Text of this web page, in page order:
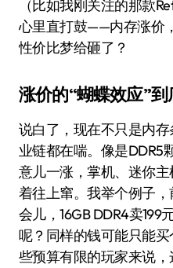
（比如我刚关注的那款
心里直打鼓——内存涨价
性价比梦给砸了？
涨价的“蝴蝶效应”到
说白了，现在不只是内
业链都在喘。像是DDR5
意儿一涨，掌机、迷你
着往上窜。我举个例子
会儿，16GB DDR4卖
呢？同样的钱可能只能
些预算有限的玩家来说